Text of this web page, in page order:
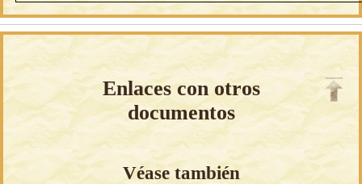
Enlaces con otros
documentos
Véase también